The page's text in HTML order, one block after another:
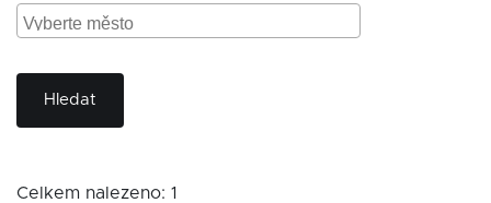
Hledat
Celkem nalezeno: 1